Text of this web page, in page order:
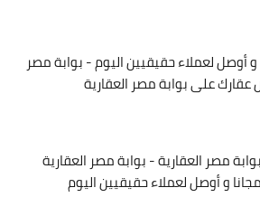
أوصل لعملاء حقيقيين اليوم - بوابة مصر
عقارك على بوابة مصر العقارية
مصر العقارية - بوابة مصر العقارية
و أوصل لعملاء حقيقيين اليوم